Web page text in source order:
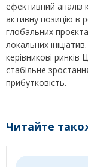
ефективний
активну позицію в
глобальних
локальних
керівникові ринків
стабільне
прибутковість.
Читайте